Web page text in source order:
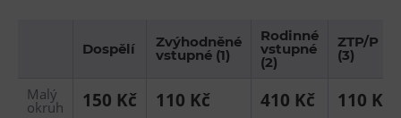
Dospělí Zvýhodněné
vstupné (1)
Rodinné
vstupné
(2)
ZTP/P
(3)
Malý
okruh 150 Kč 110 Kč 410 Kč 110 Kč